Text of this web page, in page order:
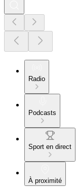
Radio
Podcasts
Sport en direct
À proximité